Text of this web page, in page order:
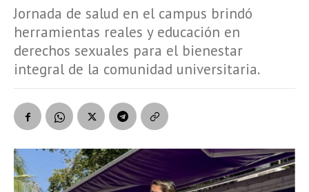
Jornada de salud en el campus brindó
herramientas reales y educación en
derechos sexuales para el bienestar
integral de la comunidad universitaria.